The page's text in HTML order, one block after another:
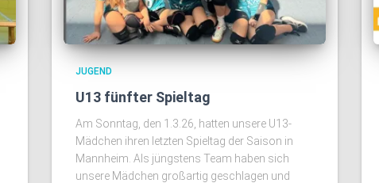
JUGEND
U13 fünfter Spieltag
Am Sonntag, den 1.3.26, hatten unsere U13-
Mädchen ihren letzten Spieltag der Saison in
Mannheim. Als jüngstens Team haben sich
unsere Mädchen großartig geschlagen und